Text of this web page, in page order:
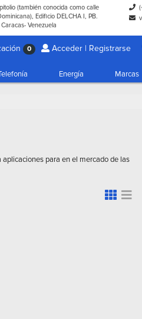
(también conocida como calle
Edificio DELCHA I, PB.
Venezuela
0 Acceder | Registrarse
Energía Marcas
para en el mercado de las